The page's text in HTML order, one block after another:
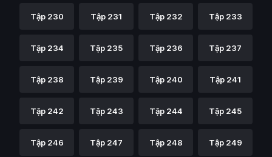
Tập 230 Tập 231 Tập 232 Tập 233
Tập 234 Tập 235 Tập 236 Tập 237
Tập 238 Tập 239 Tập 240 Tập 241
Tập 242 Tập 243 Tập 244 Tập 245
Tập 246 Tập 247 Tập 248 Tập 249